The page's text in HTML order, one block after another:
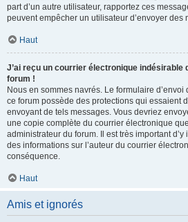
part d’un autre utilisateur, rapportez ces
peuvent empêcher un utilisateur d’envoyer des
Haut
J’ai reçu un courrier électronique indésirable
forum !
Nous en sommes navrés. Le formulaire
ce forum possède des protections qui essaient
envoyant de tels messages. Vous devriez
une copie complète du courrier électronique
administrateur du forum. Il est très important
des informations sur l’auteur du courrier
conséquence.
Haut
Amis et ignorés